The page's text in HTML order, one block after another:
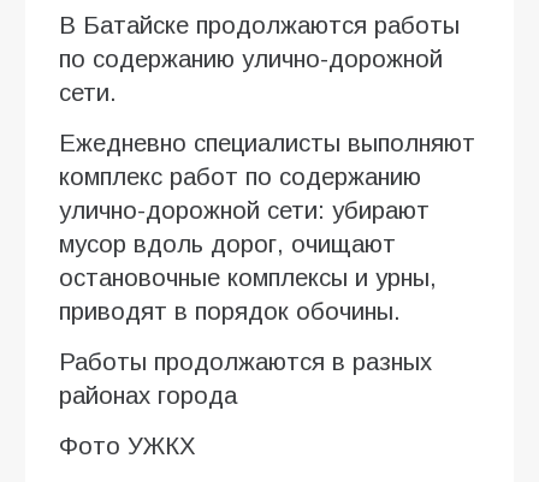
В Батайске продолжаются работы
по содержанию улично-дорожной
сети.
Ежедневно специалисты выполняют
комплекс работ по содержанию
улично-дорожной сети: убирают
мусор вдоль дорог, очищают
остановочные комплексы и урны,
приводят в порядок обочины.
Работы продолжаются в разных
районах города
Фото УЖКХ